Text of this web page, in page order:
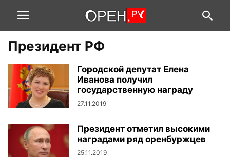
Президент РФ
Городской депутат Елена
Иванова получил
государственную награду
27.11.2019
Президент отметил высокими
наградами ряд оренбуржцев
25.11.2019